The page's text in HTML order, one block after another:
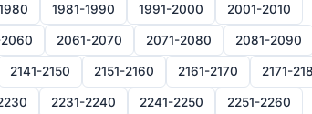
1981-1990 1991-2000 2001-2010
2061-2070 2071-2080 2081-2090
2141-2150 2151-2160 2161-2170 2171-
2231-2240 2241-2250 2251-2260